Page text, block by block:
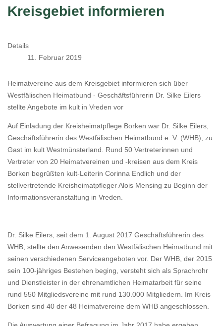
Kreisgebiet informieren
Details
11. Februar 2019
Heimatvereine aus dem Kreisgebiet informieren sich über
Westfälischen Heimatbund - Geschäftsführerin Dr. Silke Eilers
stellte Angebote im kult in Vreden vor
Auf Einladung der Kreisheimatpflege Borken war Dr. Silke Eilers,
Geschäftsführerin des Westfälischen Heimatbund e. V. (WHB), zu
Gast im kult Westmünsterland. Rund 50 Vertreterinnen und
Vertreter von 20 Heimatvereinen und -kreisen aus dem Kreis
Borken begrüßten kult-Leiterin Corinna Endlich und der
stellvertretende Kreisheimatpfleger Alois Mensing zu Beginn der
Informationsveranstaltung in Vreden.
Dr. Silke Eilers, seit dem 1. August 2017 Geschäftsführerin des
WHB, stellte den Anwesenden den Westfälischen Heimatbund mit
seinen verschiedenen Serviceangeboten vor. Der WHB, der 2015
sein 100-jähriges Bestehen beging, versteht sich als Sprachrohr
und Dienstleister in der ehrenamtlichen Heimatarbeit für seine
rund 550 Mitgliedsvereine mit rund 130.000 Mitgliedern. Im Kreis
Borken sind 40 der 48 Heimatvereine dem WHB angeschlossen.